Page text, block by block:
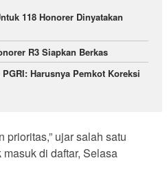
118 Honorer Dinyatakan
R3 Siapkan Berkas
Harusnya Pemkot Koreksi
prioritas,” ujar salah satu
di daftar, Selasa